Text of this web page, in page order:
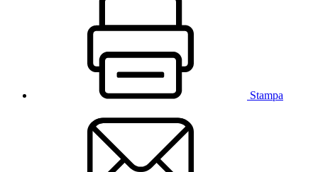
Stampa